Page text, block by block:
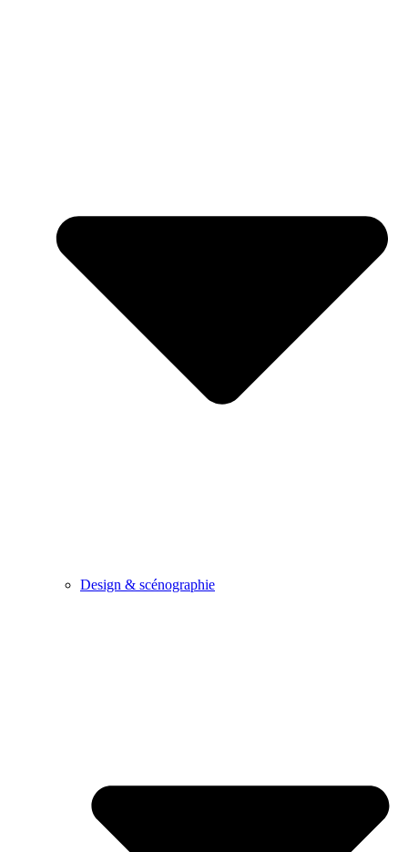
Design & scénographie